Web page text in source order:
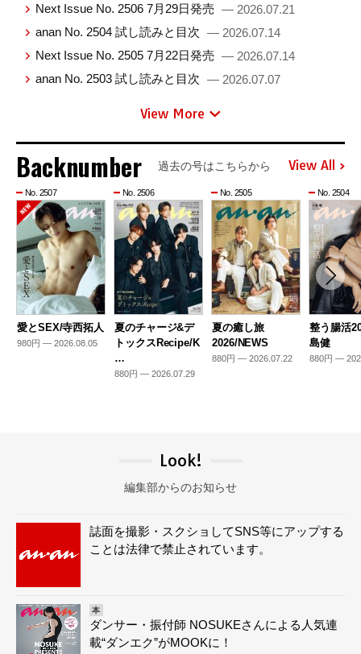
Next Issue No. 2506 7月29日発売 — 2026.07.21
anan No. 2504 試し読みと目次 — 2026.07.14
Next Issue No. 2505 7月22日発売 — 2026.07.14
anan No. 2503 試し読みと目次 — 2026.07.07
View More
Backnumber 過去の号はこちらから View All
No. 2507
愛とSEX/寺西拓人
980円 — 2026.08.05
No. 2506
夏のチャージ&デ
トックスRecipe/K
…
880円 — 2026.07.29
No. 2505
夏の癒し旅
2026/NEWS
880円 — 2026.07.22
No. 2504
整う腸活
島健
880円 —
Look!
編集部からのお知らせ
誌面を撮影・スクショしてSNS等にアップする
ことは法律で禁止されています。
本
ダンサー・振付師 NOSUKEさんによる人気連
載“ダンエク”がMOOKに！